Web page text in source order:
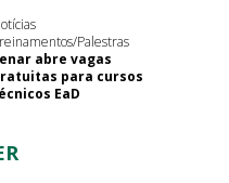
Palestras
abre vagas
para cursos
EaD